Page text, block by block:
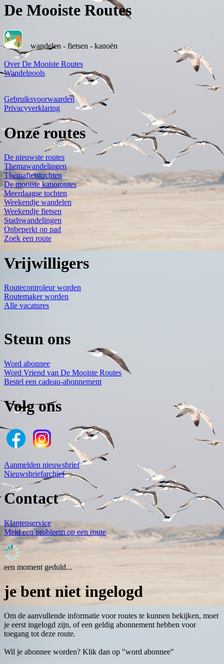
De Mooiste Routes
wandelen - fietsen - kanoën
Over De Mooiste Routes
Wandelpools
Gebruiksvoorwaarden
Privacyverklaring
Onze routes
De nieuwste routes
Themawandelingen
Themafietstochten
De mooiste kanoroutes
Meerdaagse tochten
Weekendje wandelen
Weekendje fietsen
Stadswandelingen
Onbeperkt op pad
Zoek een route
Vrijwilligers
Routecontroleur worden
Routemaker worden
Alle vacatures
Steun ons
Word abonnee
Word Vriend van De Mooiste Routes
Bestel een cadeau-abonnement
Volg ons
Aanmelden nieuwsbrief
Nieuwsbriefarchief
Contact
Klantenservice
Meld een probleem op een route
een moment geduld...
je bent niet ingelogd
Om de aanvullende informatie voor routes te kunnen bekijken, moet
je eerst ingelogd zijn, of een geldig abonnement hebben voor
toegang tot deze route.
Wil je abonnee worden? Klik dan op "word abonnee"